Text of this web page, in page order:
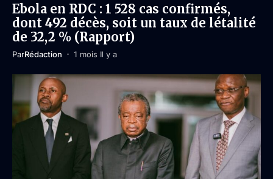
Ebola en RDC : 1 528 cas confirmés,
dont 492 décès, soit un taux de létalité
de 32,2 % (Rapport)
ParRédaction 1 mois Il y a